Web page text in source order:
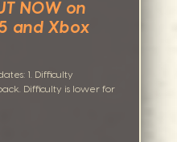
NOW on
and Xbox
1. Difficulty
Difficulty is lower for